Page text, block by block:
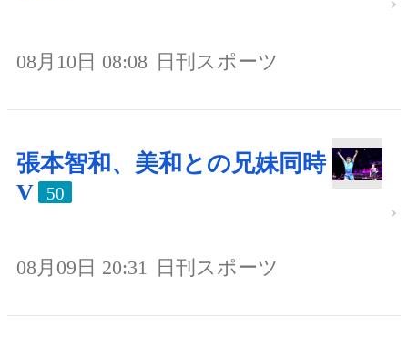
08月10日 08:08 日刊スポーツ
張本智和、美和との兄妹同時
V
50
08月09日 20:31 日刊スポーツ